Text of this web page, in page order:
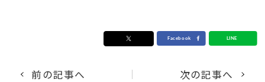
前の記事へ 次の記事へ